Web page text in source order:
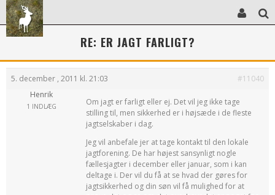
RE: ER JAGT FARLIGT?
5. december , 2011 kl. 21:03
#11040
Henrik
1 INDLÆG
Om jagt er farligt eller ej. Det vil jeg ikke tage
stilling til, men sikkerhed er i højsæde i de fleste
jagtselskaber i dag.
Jeg vil anbefale jer at tage kontakt til den lokale
jagtforening. De har højest sansynligt nogle
fællesjagter i december eller januar, som i kan
deltage i. Der vil du få at se hvad der gøres for
jagtsikkerhed og din søn vil få mulighed for at